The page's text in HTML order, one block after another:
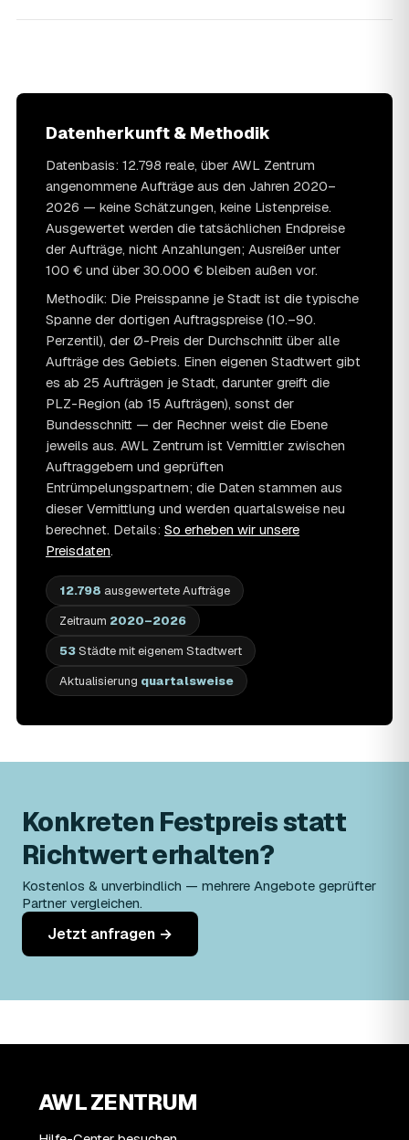
Datenherkunft & Methodik
Datenbasis: 12.798 reale, über AWL Zentrum
angenommene Aufträge aus den Jahren 2020–
2026 — keine Schätzungen, keine Listenpreise.
Ausgewertet werden die tatsächlichen Endpreise
der Aufträge, nicht Anzahlungen; Ausreißer unter
100 € und über 30.000 € bleiben außen vor.
Methodik: Die Preisspanne je Stadt ist die typische
Spanne der dortigen Auftragspreise (10.–90.
Perzentil), der Ø-Preis der Durchschnitt über alle
Aufträge des Gebiets. Einen eigenen Stadtwert gibt
es ab 25 Aufträgen je Stadt, darunter greift die
PLZ-Region (ab 15 Aufträgen), sonst der
Bundesschnitt — der Rechner weist die Ebene
jeweils aus. AWL Zentrum ist Vermittler zwischen
Auftraggebern und geprüften
Entrümpelungspartnern; die Daten stammen aus
dieser Vermittlung und werden quartalsweise neu
berechnet. Details: So erheben wir unsere
Preisdaten.
12.798 ausgewertete Aufträge
Zeitraum 2020–2026
53Städte mit eigenem Stadtwert
Aktualisierung quartalsweise
Konkreten Festpreis statt
Richtwert erhalten?
Kostenlos & unverbindlich — mehrere Angebote geprüfter
Partner vergleichen.
Jetzt anfragen →
AWL ZENTRUM